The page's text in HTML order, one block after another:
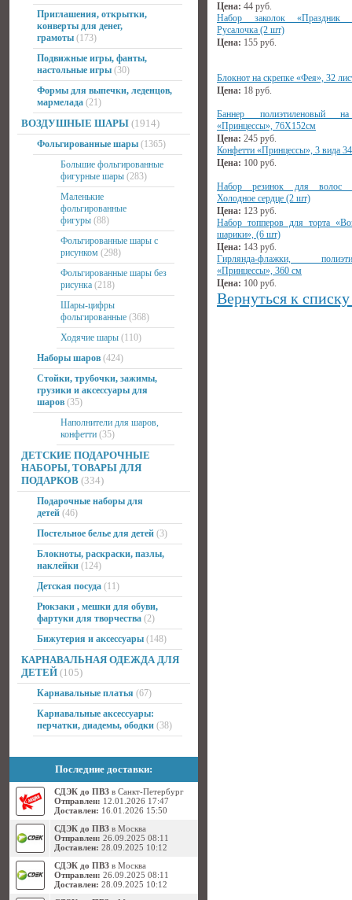
Приглашения, открытки,
конверты для денег,
грамоты (173)
Подвижные игры, фанты,
настольные игры (30)
Формы для выпечки, леденцов,
мармелада (21)
ВОЗДУШНЫЕ ШАРЫ (1914)
Фольгированные шары (1365)
Большие фольгированные
фигурные шары (283)
Маленькие
фольгированные
фигуры (88)
Фольгированные шары с
рисунком (298)
Фольгированные шары без
рисунка (218)
Шары-цифры
фольгированные (368)
Ходячие шары (110)
Наборы шаров (424)
Стойки, трубочки, зажимы,
грузики и аксессуары для
шаров (35)
Наполнители для шаров,
конфетти (35)
ДЕТСКИЕ ПОДАРОЧНЫЕ
НАБОРЫ, ТОВАРЫ ДЛЯ
ПОДАРКОВ (334)
Подарочные наборы для
детей (46)
Постельное белье для детей (3)
Блокноты, раскраски, пазлы,
наклейки (124)
Детская посуда (11)
Рюкзаки , мешки для обуви,
фартуки для творчества (2)
Бижутерия и аксессуары (148)
КАРНАВАЛЬНАЯ ОДЕЖДА ДЛЯ
ДЕТЕЙ (105)
Карнавальные платья (67)
Карнавальные аксессуары:
перчатки, диадемы, ободки (38)
Последние доставки:
СДЭК до ПВЗ в Санкт-Петербург
Отправлен: 12.01.2026 17:47
Доставлен: 16.01.2026 15:50
СДЭК до ПВЗ в Москва
Отправлен: 26.09.2025 08:11
Доставлен: 28.09.2025 10:12
СДЭК до ПВЗ в Москва
Отправлен: 26.09.2025 08:11
Доставлен: 28.09.2025 10:12
Цена: 44 руб.
Набор заколок «Праздник
Русалочка (2 шт)
Цена: 155 руб.
Блокнот на скрепке «Фея», 32
Цена: 18 руб.
Баннер полиэтиленовый
«Принцессы», 76Х152см
Цена: 245 руб.
Конфетти «Принцессы», 3 вида
Цена: 100 руб.
Набор резинок для волос
Холодное сердце (2 шт)
Цена: 123 руб.
Набор топперов для торта
шарики», (6 шт)
Цена: 143 руб.
Гирлянда-флажки,
«Принцессы», 360 см
Цена: 100 руб.
Вернуться к списку